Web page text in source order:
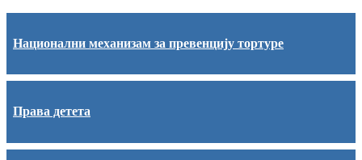
Национални механизам за превенцију тортуре
Права детета